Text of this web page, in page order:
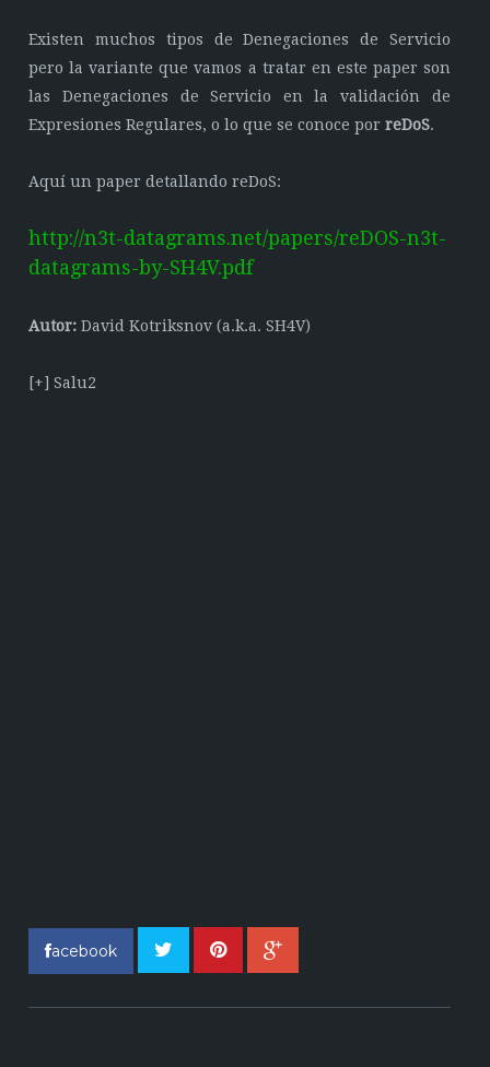
Existen muchos tipos de Denegaciones de Servicio
pero la variante que vamos a tratar en este paper son
las Denegaciones de Servicio en la validación de
Expresiones Regulares, o lo que se conoce porreDoS.
Aquí un paper detallando reDoS:
http://n3t-datagrams.net/papers/reDOS-n3t-
datagrams-by-SH4V.pdf
Autor: David Kotriksnov (a.k.a. SH4V)
[+] Salu2
acebook